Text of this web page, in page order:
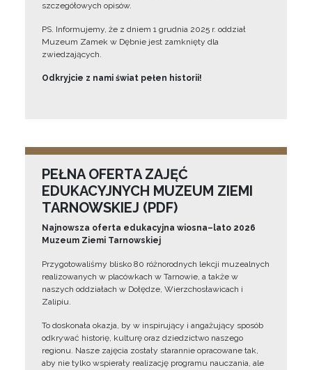
szczegółowych opisów.
PS. Informujemy, że z dniem 1 grudnia 2025 r. oddział
Muzeum Zamek w Dębnie jest zamknięty dla
zwiedzających.
Odkryjcie z nami świat pełen historii!
PEŁNA OFERTA ZAJĘĆ
EDUKACYJNYCH MUZEUM ZIEMI
TARNOWSKIEJ (PDF)
Najnowsza oferta edukacyjna wiosna–lato 2026
Muzeum Ziemi Tarnowskiej
Przygotowaliśmy blisko 80 różnorodnych lekcji muzealnych
realizowanych w placówkach w Tarnowie, a także w
naszych oddziałach w Dołędze, Wierzchosławicach i
Zalipiu.
To doskonała okazja, by w inspirujący i angażujący sposób
odkrywać historię, kulturę oraz dziedzictwo naszego
regionu. Nasze zajęcia zostały starannie opracowane tak,
aby nie tylko wspierały realizację programu nauczania, ale